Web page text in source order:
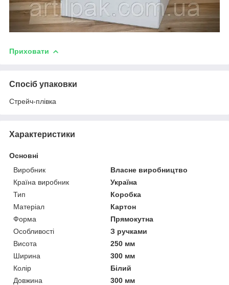
Приховати
Спосіб упаковки
Стрейч-плівка
Характеристики
Основні
Виробник
Власне виробництво
Країна виробник
Україна
Тип
Коробка
Матеріал
Картон
Форма
Прямокутна
Особливості
З ручками
Висота
250 мм
Ширина
300 мм
Колір
Білий
Довжина
300 мм